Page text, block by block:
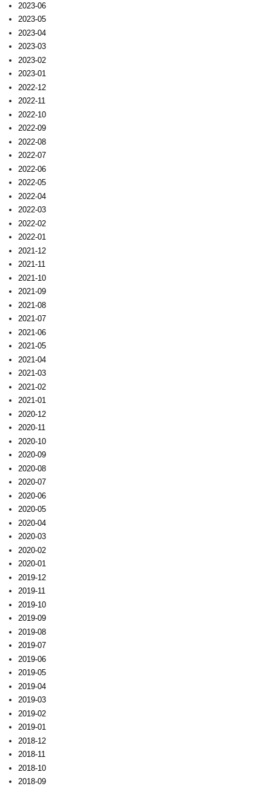
2023-06
2023-05
2023-04
2023-03
2023-02
2023-01
2022-12
2022-11
2022-10
2022-09
2022-08
2022-07
2022-06
2022-05
2022-04
2022-03
2022-02
2022-01
2021-12
2021-11
2021-10
2021-09
2021-08
2021-07
2021-06
2021-05
2021-04
2021-03
2021-02
2021-01
2020-12
2020-11
2020-10
2020-09
2020-08
2020-07
2020-06
2020-05
2020-04
2020-03
2020-02
2020-01
2019-12
2019-11
2019-10
2019-09
2019-08
2019-07
2019-06
2019-05
2019-04
2019-03
2019-02
2019-01
2018-12
2018-11
2018-10
2018-09